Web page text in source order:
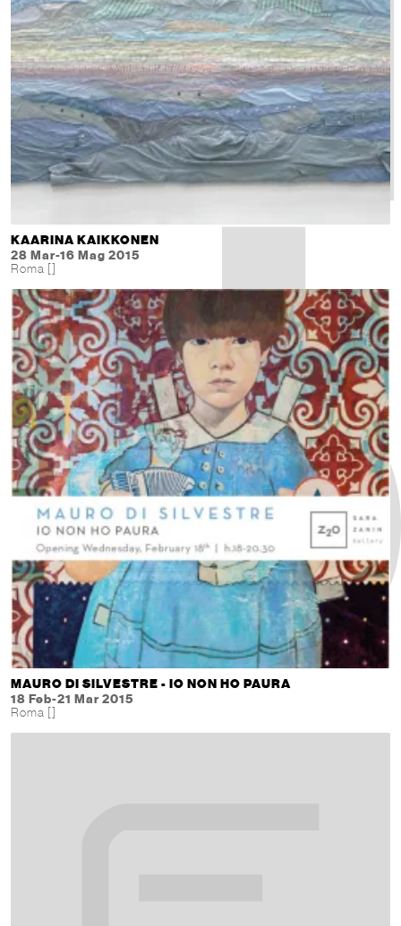
KAARINA KAIKKONEN
28 Mar-16 Mag 2015
Roma []
MAURO DI SILVESTRE - IO NON HO PAURA
18 Feb-21 Mar 2015
Roma []